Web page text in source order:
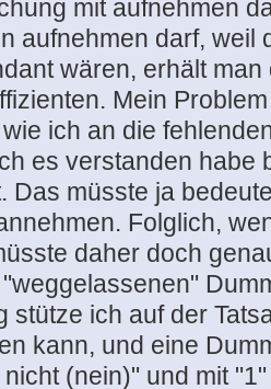
mit aufnehmen
aufnehmen darf, weil
wären, erhält
Mein
ich an die
es verstanden habe
Das müsste ja
Folglich,
daher doch
stütze ich auf der
kann, und eine
(nein)" und mit